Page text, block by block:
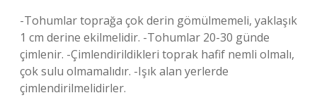
-Tohumlar toprağa çok derin gömülmemeli, yaklaşık
1 cm derine ekilmelidir. -Tohumlar 20-30 günde
çimlenir. -Çimlendirildikleri toprak hafif nemli olmalı,
çok sulu olmamalıdır. -Işık alan yerlerde
çimlendirilmelidirler.